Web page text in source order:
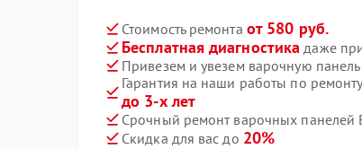
Стоимость ремонта от 580 руб.
Бесплатная диагностика даже
Привезем и увезем варочную
Гарантия на наши работы по
до 3-х лет
Срочный ремонт варочных панелей
Скидка для вас до 20%